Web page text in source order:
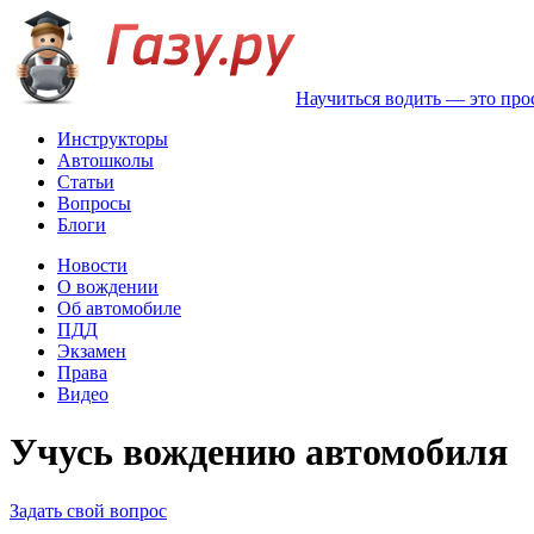
Научиться водить — это
Инструкторы
Автошколы
Статьи
Вопросы
Блоги
Новости
О вождении
Об автомобиле
ПДД
Экзамен
Права
Видео
Учусь вождению автомобиля
Задать свой вопрос